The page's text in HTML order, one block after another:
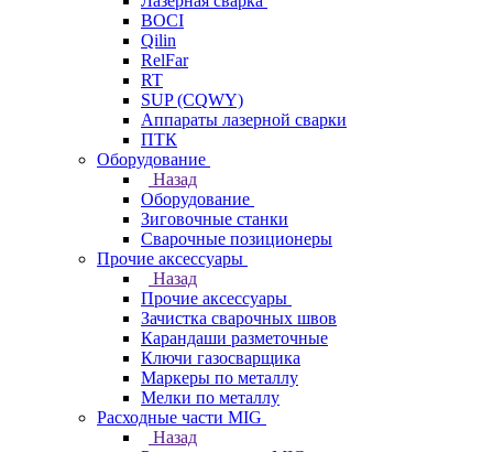
BOCI
Qilin
RelFar
RT
SUP (CQWY)
Аппараты лазерной сварки
ПТК
Оборудование
Назад
Оборудование
Зиговочные станки
Сварочные позиционеры
Прочие аксессуары
Назад
Прочие аксессуары
Зачистка сварочных швов
Карандаши разметочные
Ключи газосварщика
Маркеры по металлу
Мелки по металлу
Расходные части MIG
Назад